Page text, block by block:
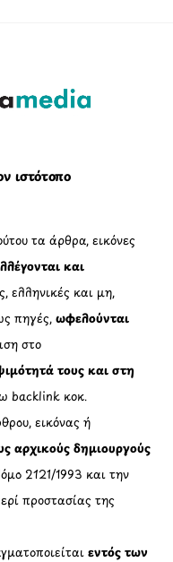
ιστότοπο
τα άρθρα, εικόνες
και
ελληνικές και μη,
πηγές,ωφελούνται
στο
τους και στη
backlink κοκ.
εικόνας ή
αρχικούς δημιουργούς
2121/1993 και την
προστασίας της
εντός των